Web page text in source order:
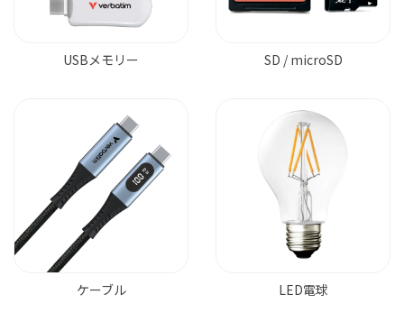
USBメモリー SD / microSD
ケーブル LED電球